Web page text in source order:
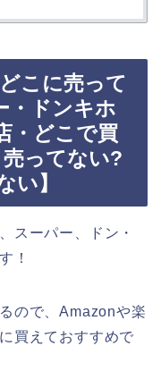
こに売って
・ドンキホ
・どこで買
ってない?
い】
スーパー、ドン・
！
ので、Amazonや楽
買えておすすめで